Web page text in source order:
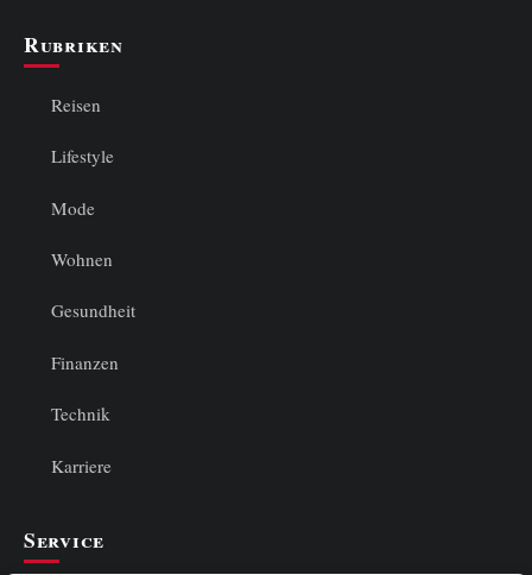
Rubriken
Reisen
Lifestyle
Mode
Wohnen
Gesundheit
Finanzen
Technik
Karriere
Service